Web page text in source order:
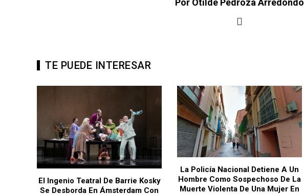
Por Otilde Pedroza Arredondo
TE PUEDE INTERESAR
El Ingenio Teatral De Barrie Kosky
Se Desborda En Ámsterdam Con
La Policía Nacional Detiene A Un
Hombre Como Sospechoso De La
Muerte Violenta De Una Mujer En